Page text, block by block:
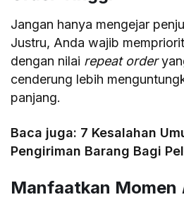
Jangan hanya mengejar
Justru, Anda wajib
dengan nilai repeat order
cenderung lebih
panjang.
Baca juga: 7 Kesalahan
Pengiriman Barang Bagi
Manfaatkan Momen